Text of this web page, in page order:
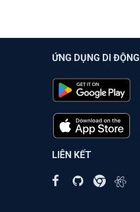
ỨNG DỤNG DI ĐỘNG
LIÊN KẾT